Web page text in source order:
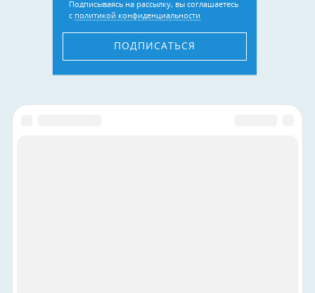
Подписываясь на рассылку, вы соглашаетесь
с политикой конфиденциальности
ПОДПИСАТЬСЯ